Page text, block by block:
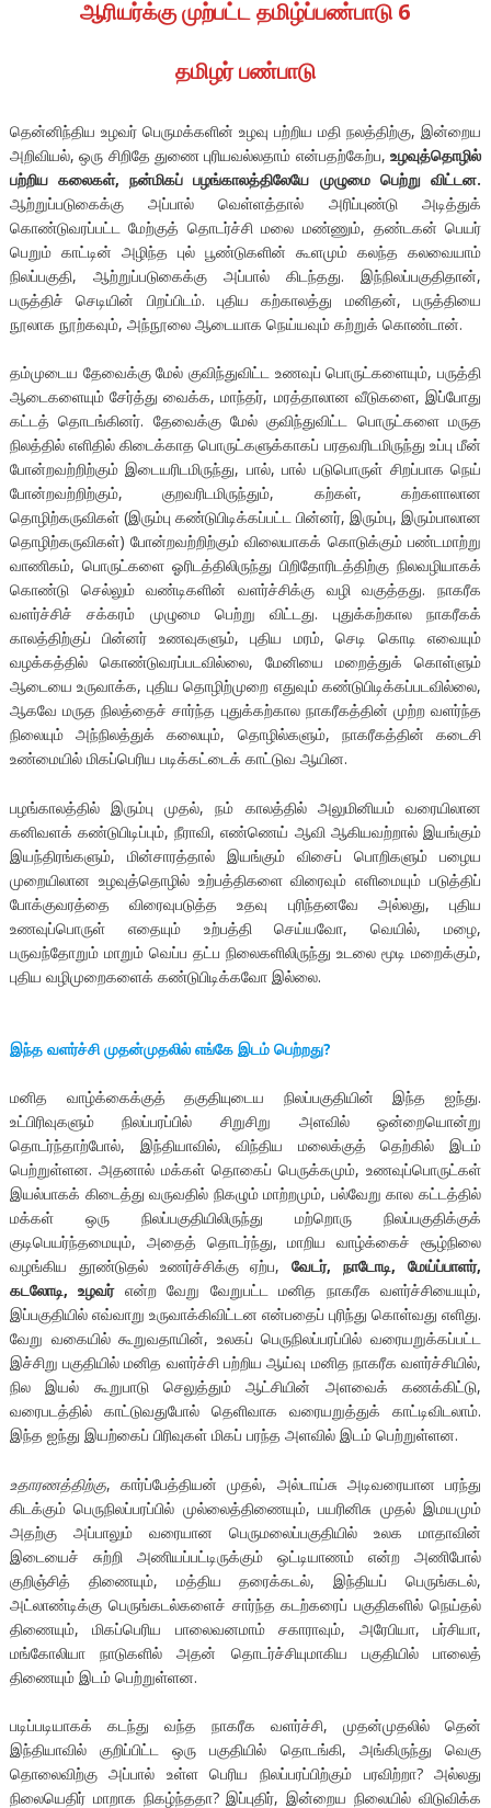
ஆரியர்க்கு முற்பட்ட தமிழ்ப்பண்பாடு 6
தமிழர் பண்பாடு
தென்னிந்திய உழவர் பெருமக்களின் உழவு பற்றிய மதி நலத்திற்கு, இன்றைய
அறிவியல், ஒரு சிறிதே துணை புரியவல்லதாம் என்பதற்கேற்ப,உழவுத்தொழில்
பற்றிய கலைகள், நன்மிகப் பழங்காலத்திலேயே முழுமை பெற்று விட்டன.
ஆற்றுப்படுகைக்கு அப்பால் வெள்ளத்தால் அரிப்புண்டு அடித்துக்
கொண்டுவரப்பட்ட மேற்குத் தொடர்ச்சி மலை மண்ணும், தண்டகன் பெயர்
பெறும் காட்டின் அழிந்த புல் பூண்டுகளின் கூளமும் கலந்த கலவையாம்
நிலப்பகுதி, ஆற்றுப்படுகைக்கு அப்பால் கிடந்தது. இந்நிலப்பகுதிதான்,
பருத்திச் செடியின் பிறப்பிடம். புதிய கற்காலத்து மனிதன், பருத்தியை
நூலாக நூற்கவும், அந்நூலை ஆடையாக நெய்யவும் கற்றுக் கொண்டான்.
தம்முடைய தேவைக்கு மேல் குவிந்துவிட்ட உணவுப் பொருட்களையும், பருத்தி
ஆடைகளையும் சேர்த்து வைக்க, மாந்தர், மரத்தாலான வீடுகளை, இப்போது
கட்டத் தொடங்கினர். தேவைக்கு மேல் குவிந்துவிட்ட பொருட்களை மருத
நிலத்தில் எளிதில் கிடைக்காத பொருட்களுக்காகப் பரதவரிடமிருந்து உப்பு மீன்
போன்றவற்றிற்கும் இடையரிடமிருந்து, பால், பால் படுபொருள் சிறப்பாக நெய்
போன்றவற்றிற்கும், குறவரிடமிருந்தும், கற்கள், கற்களாலான
தொழிற்கருவிகள் (இரும்பு கண்டுபிடிக்கப்பட்ட பின்னர், இரும்பு, இரும்பாலான
தொழிற்கருவிகள்) போன்றவற்றிற்கும் விலையாகக் கொடுக்கும் பண்டமாற்று
வாணிகம், பொருட்களை ஓரிடத்திலிருந்து பிறிதோரிடத்திற்கு நிலவழியாகக்
கொண்டு செல்லும் வண்டிகளின் வளர்ச்சிக்கு வழி வகுத்தது. நாகரீக
வளர்ச்சிச் சக்கரம் முழுமை பெற்று விட்டது. புதுக்கற்கால நாகரீகக்
காலத்திற்குப் பின்னர் உணவுகளும், புதிய மரம், செடி கொடி எவையும்
வழக்கத்தில் கொண்டுவரப்படவில்லை, மேனியை மறைத்துக் கொள்ளும்
ஆடையை உருவாக்க, புதிய தொழிற்முறை எதுவும் கண்டுபிடிக்கப்படவில்லை,
ஆகவே மருத நிலத்தைச் சார்ந்த புதுக்கற்கால நாகரீகத்தின் முற்ற வளர்ந்த
நிலையும் அந்நிலத்துக் கலையும், தொழில்களும், நாகரீகத்தின் கடைசி
உண்மையில் மிகப்பெரிய படிக்கட்டைக் காட்டுவ ஆயின.
பழங்காலத்தில் இரும்பு முதல், நம் காலத்தில் அலுமினியம் வரையிலான
கனிவளக் கண்டுபிடிப்பும், நீராவி, எண்ணெய் ஆவி ஆகியவற்றால் இயங்கும்
இயந்திரங்களும், மின்சாரத்தால் இயங்கும் விசைப் பொறிகளும் பழைய
முறையிலான உழவுத்தொழில் உற்பத்திகளை விரைவும் எளிமையும் படுத்திப்
போக்குவரத்தை விரைவுபடுத்த உதவு புரிந்தனவே அல்லது, புதிய
உணவுப்பொருள் எதையும் உற்பத்தி செய்யவோ, வெயில், மழை,
பருவந்தோறும் மாறும் வெப்ப தட்ப நிலைகளிலிருந்து உடலை மூடி மறைக்கும்,
புதிய வழிமுறைகளைக் கண்டுபிடிக்கவோ இல்லை.
இந்த வளர்ச்சி முதன்முதலில் எங்கே இடம் பெற்றது?
மனித வாழ்க்கைக்குத் தகுதியுடைய நிலப்பகுதியின் இந்த ஐந்து.
உட்பிரிவுகளும் நிலப்பரப்பில் சிறுசிறு அளவில் ஒன்றையொன்று
தொடர்ந்தாற்போல், இந்தியாவில், விந்திய மலைக்குத் தெற்கில் இடம்
பெற்றுள்ளன. அதனால் மக்கள் தொகைப் பெருக்கமும், உணவுப்பொருட்கள்
இயல்பாகக் கிடைத்து வருவதில் நிகழும் மாற்றமும், பல்வேறு கால கட்டத்தில்
மக்கள் ஒரு நிலப்பகுதியிலிருந்து மற்றொரு நிலப்பகுதிக்குக்
குடிபெயர்ந்தமையும், அதைத் தொடர்ந்து, மாறிய வாழ்க்கைச் சூழ்நிலை
வழங்கிய தூண்டுதல் உணர்ச்சிக்கு ஏற்ப,வேடர், நாடோடி, மேய்ப்பாளர்,
கடலோடி, உழவர்என்ற வேறு வேறுபட்ட மனித நாகரீக வளர்ச்சியையும்,
இப்பகுதியில் எவ்வாறு உருவாக்கிவிட்டன என்பதைப் புரிந்து கொள்வது எளிது.
வேறு வகையில் கூறுவதாயின், உலகப் பெருநிலப்பரப்பில் வரையறுக்கப்பட்ட
இச்சிறு பகுதியில் மனித வளர்ச்சி பற்றிய ஆய்வு மனித நாகரீக வளர்ச்சியில்,
நில இயல் கூறுபாடு செலுத்தும் ஆட்சியின் அளவைக் கணக்கிட்டு,
வரைபடத்தில் காட்டுவதுபோல் தெளிவாக வரையறுத்துக் காட்டிவிடலாம்.
இந்த ஐந்து இயற்கைப் பிரிவுகள் மிகப் பரந்த அளவில் இடம் பெற்றுள்ளன.
உதாரணத்திற்கு, கார்ப்பேத்தியன் முதல், அல்டாய்சு அடிவரையான பரந்து
கிடக்கும் பெருநிலப்பரப்பில் முல்லைத்திணையும், பயரினிசு முதல் இமயமும்
அதற்கு அப்பாலும் வரையான பெருமலைப்பகுதியில் உலக மாதாவின்
இடையைச் சுற்றி அணியப்பட்டிருக்கும் ஒட்டியாணம் என்ற அணிபோல்
குறிஞ்சித் திணையும், மத்திய தரைக்கடல், இந்தியப் பெருங்கடல்,
அட்லாண்டிக்கு பெருங்கடல்களைச் சார்ந்த கடற்கரைப் பகுதிகளில் நெய்தல்
திணையும், மிகப்பெரிய பாலைவனமாம் சகாராவும், அரேபியா, பர்சியா,
மங்கோலியா நாடுகளில் அதன் தொடர்ச்சியுமாகிய பகுதியில் பாலைத்
திணையும் இடம் பெற்றுள்ளன.
படிப்படியாகக் கடந்து வந்த நாகரீக வளர்ச்சி, முதன்முதலில் தென்
இந்தியாவில் குறிப்பிட்ட ஒரு பகுதியில் தொடங்கி, அங்கிருந்து வெகு
தொலைவிற்கு அப்பால் உள்ள பெரிய நிலப்பரப்பிற்கும் பரவிற்றா? அல்லது
நிலையெதிர் மாறாக நிகழ்ந்ததா? இப்புதிர், இன்றைய நிலையில் விடுவிக்க